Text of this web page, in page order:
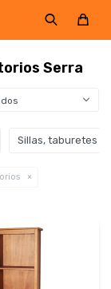
Serra
Sillas, taburetes y